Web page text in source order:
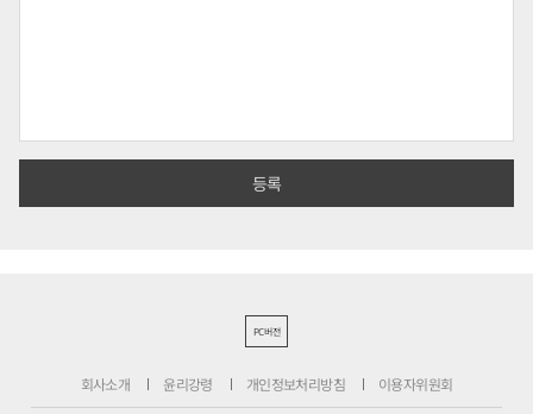
PC버전
회사소개 윤리강령 개인정보처리방침 이용자위원회